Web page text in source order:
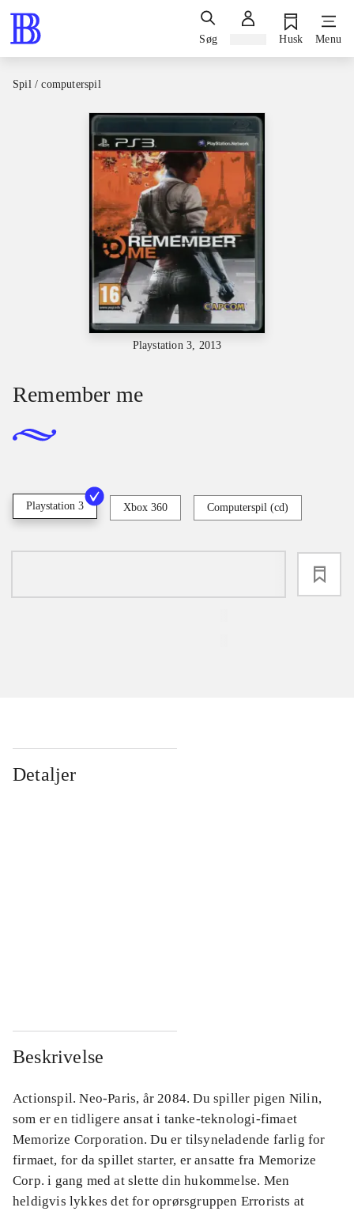
Søg Husk Menu
Spil / computerspil
Playstation 3, 2013
Remember me
Playstation 3 Xbox 360 Computerspil (cd)
Detaljer
Beskrivelse
Actionspil. Neo-Paris, år 2084. Du spiller pigen Nilin,
som er en tidligere ansat i tanke-teknologi-fimaet
Memorize Corporation. Du er tilsyneladende farlig for
firmaet, for da spillet starter, er ansatte fra Memorize
Corp. i gang med at slette din hukommelse. Men
heldigvis lykkes det for oprørsgruppen Errorists at